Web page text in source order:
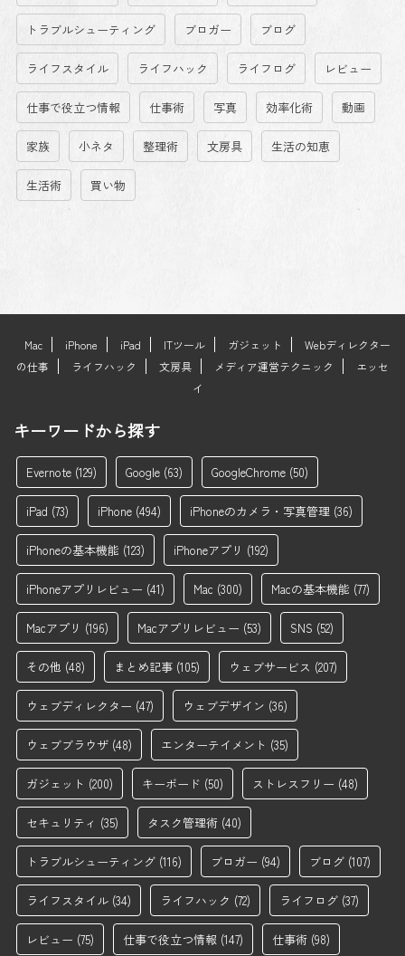
トラブルシューティング ブロガー ブログ
ライフスタイル ライフハック ライフログ レビュー
仕事で役立つ情報 仕事術 写真 効率化術 動画
家族 小ネタ 整理術 文房具 生活の知恵
生活術 買い物
Mac iPhone iPad ITツール ガジェット
Webディレクター
の仕事
ライフハック 文房具 メディア運営テクニック
エッセ
イ
キーワードから探す
Evernote (129) Google (63) GoogleChrome (50)
iPad (73) iPhone (494) iPhoneのカメラ・写真管理 (36)
iPhoneの基本機能 (123) iPhoneアプリ (192)
iPhoneアプリレビュー (41) Mac (300) Macの基本機能 (77)
Macアプリ (196) Macアプリレビュー (53) SNS (52)
その他 (48) まとめ記事 (105) ウェブサービス (207)
ウェブディレクター (47) ウェブデザイン (36)
ウェブブラウザ (48) エンターテイメント (35)
ガジェット (200) キーボード (50) ストレスフリー (48)
セキュリティ (35) タスク管理術 (40)
トラブルシューティング (116) ブロガー (94) ブログ (107)
ライフスタイル (34) ライフハック (72) ライフログ (37)
レビュー (75) 仕事で役立つ情報 (147) 仕事術 (98)